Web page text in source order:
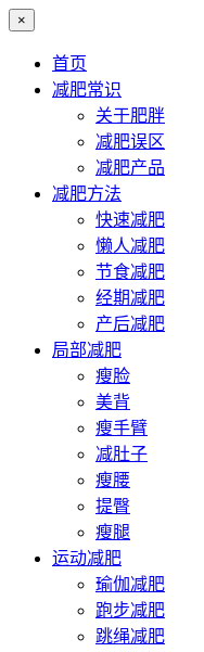
×
首页
减肥常识
关于肥胖
减肥误区
减肥产品
减肥方法
快速减肥
懒人减肥
节食减肥
经期减肥
产后减肥
局部减肥
瘦脸
美背
瘦手臂
减肚子
瘦腰
提臀
瘦腿
运动减肥
瑜伽减肥
跑步减肥
跳绳减肥